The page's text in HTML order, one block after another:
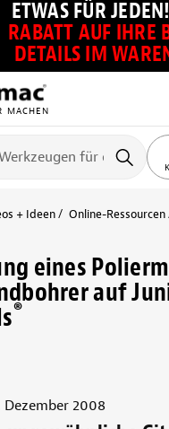
ETWAS FÜR JEDEN!
RABATT AUF IHRE
DETAILS IM
MACHEN
+ Ideen Online-Ressourcen
eines
auf
®
Dezember 2008